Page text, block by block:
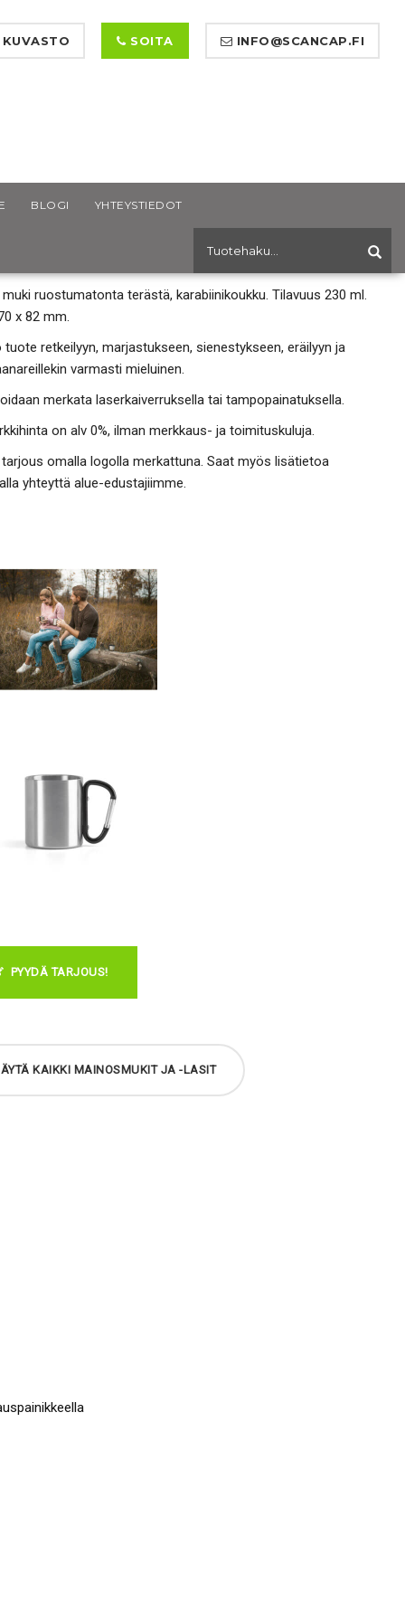
INFO@SCANCAP.FI
SOITA
BLOGI YHTEYSTIEDOT
muki ruostumatonta terästä, karabiinikoukku. Tilavuus 230 ml.
x 82 mm.
tuote retkeilyyn, marjastukseen, sienestykseen, eräilyyn ja
varmasti mieluinen.
merkata laserkaiverruksella tai tampopainatuksella.
on alv 0%, ilman merkkaus- ja toimituskuluja.
tarjous omalla logolla merkattuna. Saat myös lisätietoa
yhteyttä alue-edustajiimme.
PYYDÄ TARJOUS!
KAIKKI MAINOSMUKIT JA -LASIT